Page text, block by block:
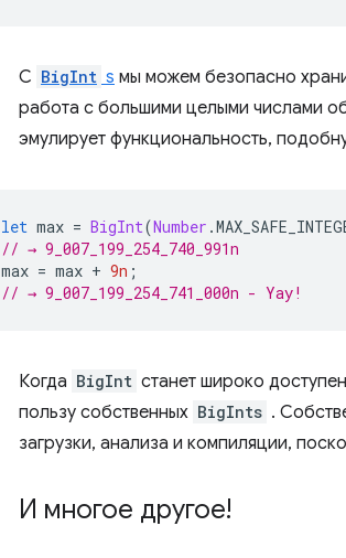
С BigInt s мы можем безопасно
работа с большими целыми числами
эмулирует функциональность,
let max = BigInt(Number .
// → 9_007_199_254_740_991n
max = max + 9n ;
// → 9_007_199_254_741_000n - Yay!
Когда BigInt станет широко
пользу собственных BigInts .
загрузки, анализа и компиляции,
И многое другое!